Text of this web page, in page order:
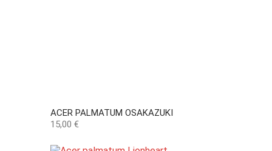
ACER PALMATUM OSAKAZUKI
Preço
15,00 €